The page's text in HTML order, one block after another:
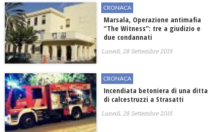
CRONACA
Marsala, Operazione antimafia
“The Witness”: tre a giudizio e
due condannati
Lunedì, 28 Settembre 2015
CRONACA
Incendiata betoniera di una ditta
di calcestruzzi a Strasatti
Lunedì, 28 Settembre 2015